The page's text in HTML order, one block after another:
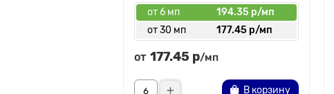
от 6 мп
194.35 р/мп
от 30 мп
177.45 р/мп
от 177.45 р/мп
В корзину